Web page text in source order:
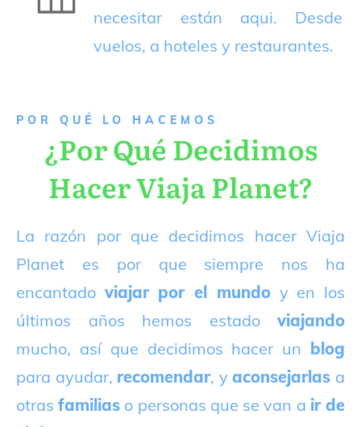
necesitar están aqui. Desde
vuelos, a hoteles y restaurantes.
P OR QUÉ LO HACEMOS
¿Por Qué Decidimos
Hacer Viaja Planet?
La razón por que decidimos hacer Viaja
Planet es por que siempre nos ha
encantado viajar por el mundoy en los
últimos años hemos estado viajando
mucho, así que decidimos hacer un blog
para ayudar, recomendar, yaconsejarlas a
otrasfamilias o personas que se van a ir de